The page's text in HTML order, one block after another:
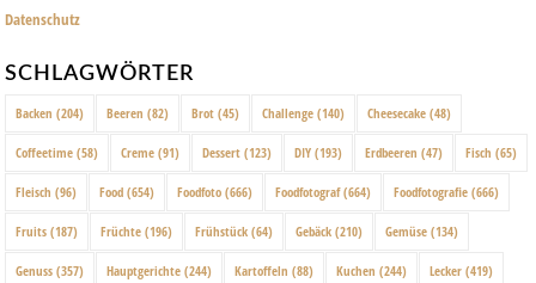
Datenschutz
SCHLAGWÖRTER
Backen (204) Beeren (82) Brot (45) Challenge (140) Cheesecake (48)
Coffeetime (58) Creme (91) Dessert (123) DIY (193) Erdbeeren (47) Fisch (65)
Fleisch (96) Food (654) Foodfoto (666) Foodfotograf(664) Foodfotografie (666)
Fruits (187) Früchte (196) Frühstück (64) Gebäck (210) Gemüse (134)
Genuss (357) Hauptgerichte (244) Kartoffeln (88) Kuchen (244) Lecker (419)